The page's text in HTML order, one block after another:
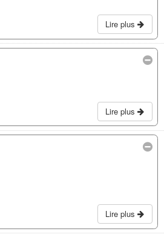
Lire plus
Lire plus
Lire plus